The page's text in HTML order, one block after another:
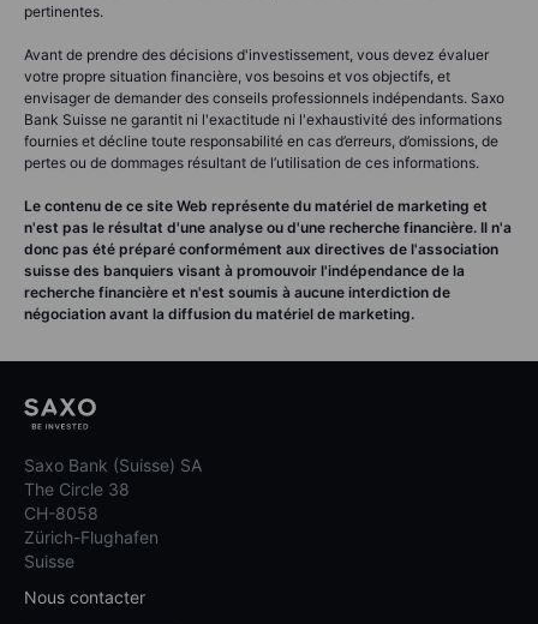
pertinentes.
Avant de prendre des décisions d'investissement, vous devez évaluer
votre propre situation financière, vos besoins et vos objectifs, et
envisager de demander des conseils professionnels indépendants. Saxo
Bank Suisse ne garantit ni l'exactitude ni l'exhaustivité des informations
fournies et décline toute responsabilité en cas d’erreurs, d’omissions, de
pertes ou de dommages résultant de l’utilisation de ces informations.
Le contenu de ce site Web représente du matériel de marketing et
n'est pas le résultat d'une analyse ou d'une recherche financière. Il n'a
donc pas été préparé conformément aux directives de l'association
suisse des banquiers visant à promouvoir l'indépendance de la
recherche financière et n'est soumis à aucune interdiction de
négociation avant la diffusion du matériel de marketing.
Saxo Bank (Suisse) SA
The Circle 38
CH-8058
Zürich-Flughafen
Suisse
Nous contacter